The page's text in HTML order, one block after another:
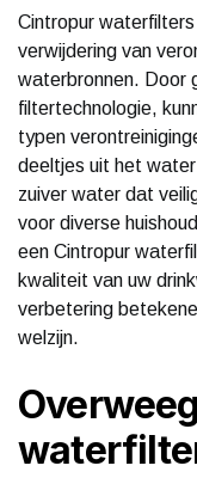
Cintropur
verwijdering van
waterbronnen. Door
filtertechnologie,
typen
deeltjes uit het
zuiver water dat
voor diverse
een Cintropur
kwaliteit van uw
verbetering
welzijn.